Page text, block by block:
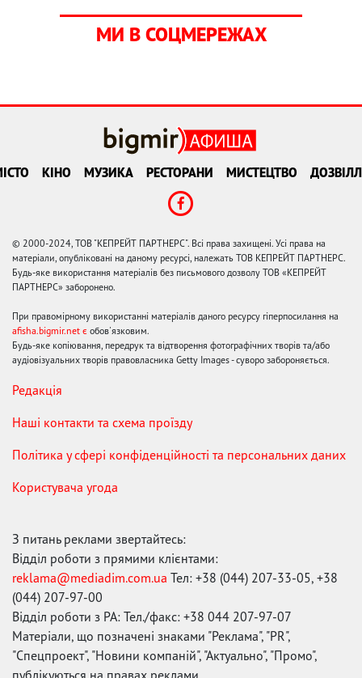
МИ В СОЦМЕРЕЖАХ
КІНО МУЗИКА РЕСТОРАНИ МИСТЕЦТВО
© 2000-2024, ТОВ "КЕПРЕЙТ ПАРТНЕРС". Всі права захищені. Усі права на
матеріали, опубліковані на даному ресурсі, належать ТОВ КЕПРЕЙТ ПАРТНЕРС.
Будь-яке використання матеріалів без письмового дозволу ТОВ «КЕПРЕЙТ
ПАРТНЕРС» заборонено.
При правомірному використанні матеріалів даного ресурсу гіперпосилання на
afisha.bigmir.net є обов'язковим.
Будь-яке копіювання, передрук та відтворення фотографічних творів та/або
аудіовізуальних творів правовласника Getty Images - суворо забороняється.
Редакція
Наші контакти та схема проїзду
Політика у сфері конфіденційності та персональних даних
Користувача угода
З питань реклами звертайтесь:
Відділ роботи з прямими клієнтами:
reklama@mediadim.com.ua Тел: +38 (044) 207-33-05, +38
(044) 207-97-00
Відділ роботи з РА: Тел./факс: +38 044 207-97-07
Матеріали, що позначені знаками "Реклама", "PR",
"Спецпроект", "Новини компаній", "Актуально", "Промо",
публікуються на правах реклами